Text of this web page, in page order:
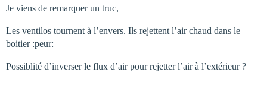
Je viens de remarquer un truc,
Les ventilos tournent à l’envers. Ils rejettent l’air chaud dans le
boitier :peur:
Possiblité d’inverser le flux d’air pour rejetter l’air à l’extérieur ?